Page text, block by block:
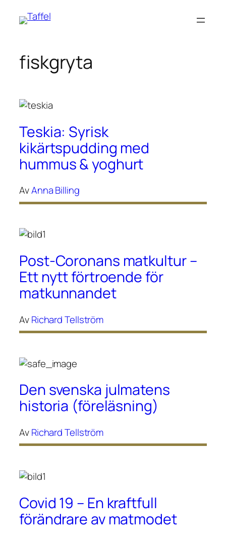
Hoppa
fiskgryta
Teskia: Syrisk
kikärtspudding med
hummus & yoghurt
AvAnna Billing
Post-Coronans matkultur –
Ett nytt förtroende för
matkunnandet
AvRichard Tellström
Den svenska julmatens
historia (föreläsning)
AvRichard Tellström
Covid 19 – En kraftfull
förändrare av matmodet